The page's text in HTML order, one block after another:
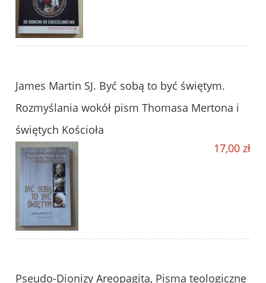
James Martin SJ. Być sobą to być świętym.
Rozmyślania wokół pism Thomasa Mertona i
świętych Kościoła
17,00 zł
Pseudo-Dionizy Areopagita, Pisma teologiczne